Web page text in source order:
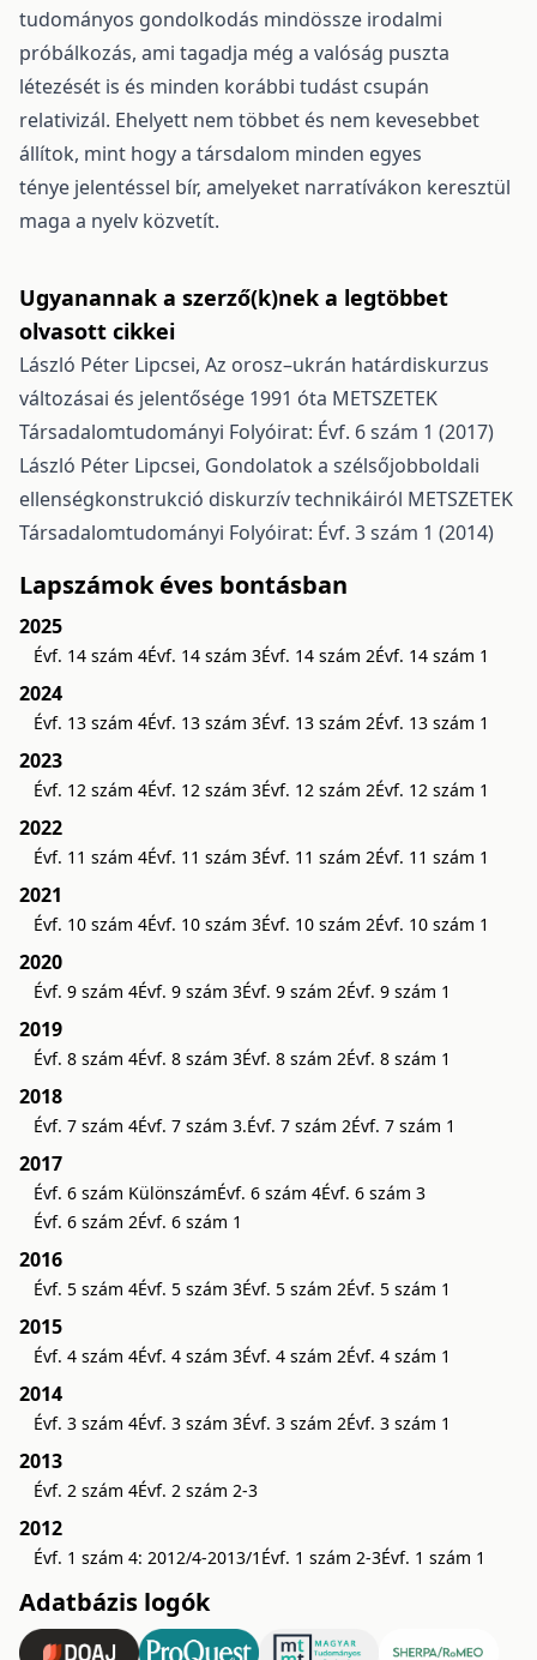
tudományos gondolkodás mindössze irodalmi
próbálkozás, ami tagadja még a valóság puszta
létezését is és minden korábbi tudást csupán
relativizál. Ehelyett nem többet és nem kevesebbet
állítok, mint hogy a társdalom minden egyes
ténye jelentéssel bír, amelyeket narratívákon keresztül
maga a nyelv közvetít.
Ugyanannak a szerző(k)nek a legtöbbet
olvasott cikkei
László Péter Lipcsei, Az orosz–ukrán határdiskurzus
változásai és jelentősége 1991 óta METSZETEK
Társadalomtudományi Folyóirat: Évf. 6 szám 1 (2017)
László Péter Lipcsei, Gondolatok a szélsőjobboldali
ellenségkonstrukció diskurzív technikáiról METSZETEK
Társadalomtudományi Folyóirat: Évf. 3 szám 1 (2014)
Lapszámok éves bontásban
2025
Évf. 14 szám 4Évf. 14 szám 3Évf. 14 szám 2Évf. 14 szám 1
2024
Évf. 13 szám 4Évf. 13 szám 3Évf. 13 szám 2Évf. 13 szám 1
2023
Évf. 12 szám 4Évf. 12 szám 3Évf. 12 szám 2Évf. 12 szám 1
2022
Évf. 11 szám 4Évf. 11 szám 3Évf. 11 szám 2Évf. 11 szám 1
2021
Évf. 10 szám 4Évf. 10 szám 3Évf. 10 szám 2Évf. 10 szám 1
2020
Évf. 9 szám 4Évf. 9 szám 3Évf. 9 szám 2Évf. 9 szám 1
2019
Évf. 8 szám 4Évf. 8 szám 3Évf. 8 szám 2Évf. 8 szám 1
2018
Évf. 7 szám 4Évf. 7 szám 3.Évf. 7 szám 2Évf. 7 szám 1
2017
Évf. 6 szám KülönszámÉvf. 6 szám 4Évf. 6 szám 3
Évf. 6 szám 2Évf. 6 szám 1
2016
Évf. 5 szám 4Évf. 5 szám 3Évf. 5 szám 2Évf. 5 szám 1
2015
Évf. 4 szám 4Évf. 4 szám 3Évf. 4 szám 2Évf. 4 szám 1
2014
Évf. 3 szám 4Évf. 3 szám 3Évf. 3 szám 2Évf. 3 szám 1
2013
Évf. 2 szám 4Évf. 2 szám 2-3
2012
Évf. 1 szám 4: 2012/4-2013/1 Évf. 1 szám 2-3Évf. 1 szám 1
Adatbázis logók